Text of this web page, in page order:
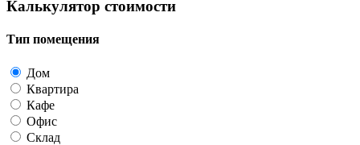
Калькулятор стоимости
Тип помещения
Дом
Квартира
Кафе
Офис
Склад